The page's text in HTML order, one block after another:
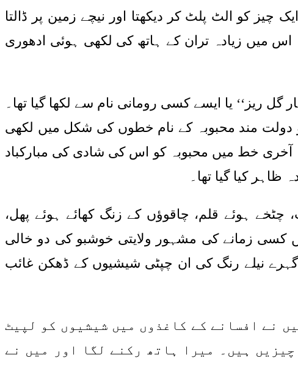
کو الٹ پلٹ کر دیکھتا اور نیچے زمین پر ڈالتا
اس میں زیادہ تران کے ہاتھ کی لکھی ہوئی ادھوری
ریز‘‘ یا ایسے کسی رومانی نام سے لکھا گیا تھا۔
مند محبوبہ کے نام خطوں کی شکل میں لکھی
آخری خط میں محبوبہ کو اس کی شادی کی مبارکباد
کیا گیا تھا۔
چٹخے ہوئے قلم، چاقوؤں کے زنگ کھائے ہوئے پھل،
میں کسی زمانے کی مشہور ولایتی خوشبو کی دو خالی
گہرے نیلے رنگ کی ان چپٹی شیشیوں کے ڈھکن غائب
نے افسانے کے کاغذوں میں شیشیوں کو لپیٹ
ہیں۔ میرا ہاتھ رکنے لگا اور میں نے